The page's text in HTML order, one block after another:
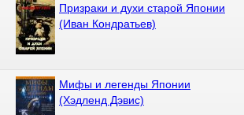
Призраки и духи старой Японии
(Иван Кондратьев)
Мифы и легенды Японии
(Хэдленд Дэвис)